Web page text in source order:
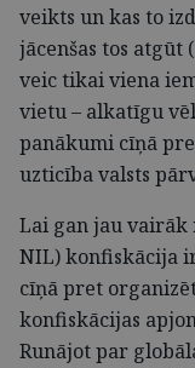
veikts un kas to
jācenšas tos atgūt
veic tikai viena
vietu – alkatīgu
panākumi cīņā
uzticība valsts
Lai gan jau
NIL) konfiskācija
cīņā pret
konfiskācijas
Runājot par